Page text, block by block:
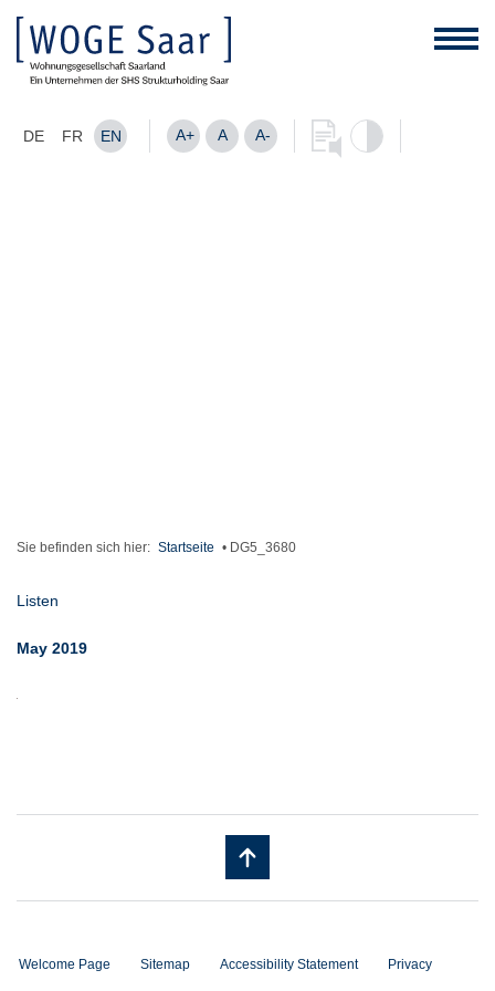
DE FR EN A+ A A-
Sie befinden sich hier: Startseite • DG5_3680
Listen
May 2019
Welcome Page Sitemap Accessibility Statement Privacy